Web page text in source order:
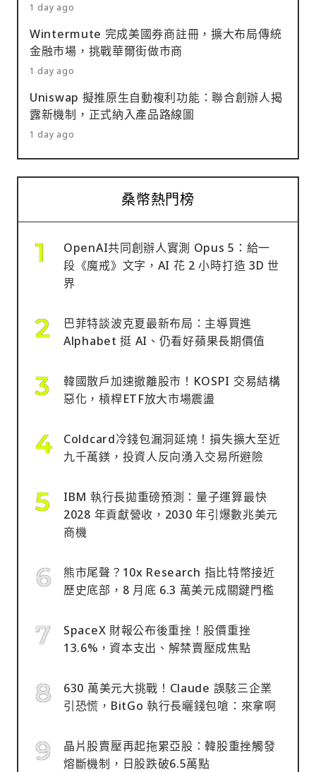
1 day ago
Wintermute 完成美國券商註冊，擴大布局傳統
金融市場，挑戰華爾街做市商
1 day ago
Uniswap 擬推原生自動複利功能：聯合創辦人揭
露新機制，正式納入產品路線圖
1 day ago
桑幣熱門榜
OpenAI共同創辦人實測 Opus 5：給一
段《魔戒》文字，AI 花 2 小時打造 3D 世
界
巴菲特談波克夏最新布局：主導買進
Alphabet 挺 AI、仍看好蘋果長期價值
韓國散戶加速撤離股市！KOSPI 交易結構
惡化，槓桿ETF放大市場震盪
Coldcard冷錢包漏洞延燒！損失擴大至近
九千萬鎂，投資人反向湧入交易所避險
IBM 執行長拋重磅預測：量子運算最快
2028 年貢獻營收，2030 年引爆數兆美元
商機
熊市尾聲？10x Research 指比特幣接近
歷史底部，8 月底 6.3 萬美元成關鍵門檻
SpaceX 財報公布後重挫！股價重挫
13.6%，資本支出、解禁賣壓成焦點
630 萬美元大挑戰！Claude 誤駭三企業
引恐慌，BitGo 執行長曬錢包嗆：來拿啊
晶片股賣壓再起拖累亞股：韓股重挫觸發
熔斷機制，日股跌破6.5萬點